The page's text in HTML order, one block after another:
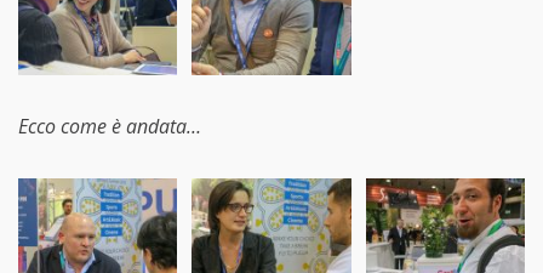
Ecco come è andata…